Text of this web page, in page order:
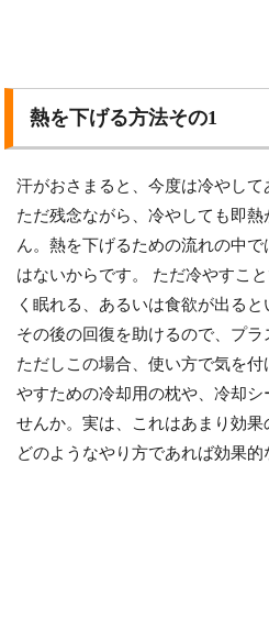
熱を下げる方法その1
汗がおさまると、今度は冷やして
ただ残念ながら、冷やしても即
ん。熱を下げるための流れの中
はないからです。 ただ冷やすこ
く眠れる、あるいは食欲が出ると
その後の回復を助けるので、プラ
ただしこの場合、使い方で気を
やすための冷却用の枕や、冷却
せんか。実は、これはあまり効果
どのようなやり方であれば効果的